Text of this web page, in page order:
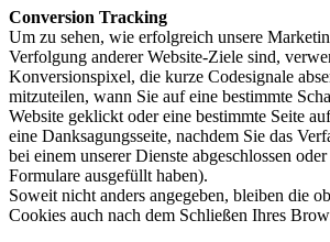
Conversion Tracking
Um zu sehen, wie erfolgreich unsere
Verfolgung anderer Website-Ziele sind,
Konversionspixel, die kurze Codesignale
mitzuteilen, wann Sie auf eine bestimmte
Website geklickt oder eine bestimmte Seite
eine Danksagungsseite, nachdem Sie das
bei einem unserer Dienste abgeschlossen
Formulare ausgefüllt haben).
Soweit nicht anders angegeben, bleiben die
Cookies auch nach dem Schließen Ihres